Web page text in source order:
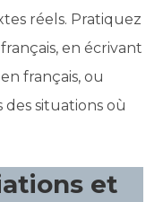
réels. Pratiquez
en écrivant
français, ou
situations où
et